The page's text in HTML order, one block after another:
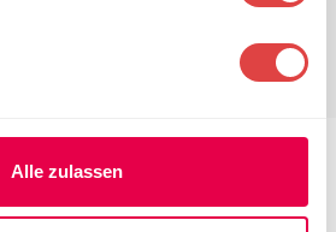
Alle zulassen